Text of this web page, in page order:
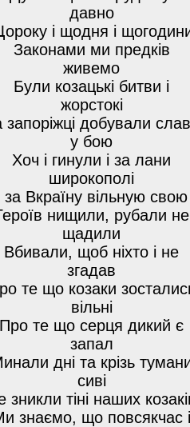
давно
і щодня і
Законами ми предків
живемо
Були козацькі битви і
жорстокі
запоріжці добували
у бою
Хоч і гинули і за лани
широкополі
за Вкраїну вільную свою
нищили, рубали не
щадили
Вбивали, щоб ніхто і не
згадав
те що козаки
вільні
Про те що серця дикий є
запал
дні та крізь
сиві
зникли тіні наших
знаємо, що повсякчас